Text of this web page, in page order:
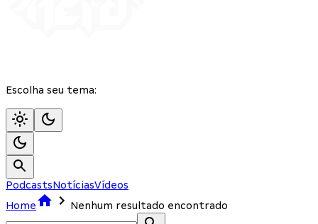
Escolha seu tema:
PodcastsNotíciasVídeos
Home
Nenhum resultado encontrado